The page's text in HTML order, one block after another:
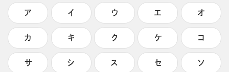
LOG IN
ア イ ウ エ オ
カ キ ク ケ コ
サ シ ス セ ソ